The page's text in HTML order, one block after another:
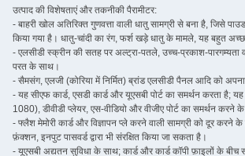
उत्पाद की विशेषताएं और तकनीकी पैरामीटर:
- बाहरी खोल अतिरिक्त गुणवत्ता वाली धातु सामग्री से बना है, जिसे
किया गया है। धातु-चांदी का रंग, फर्श खड़े धातु के मामले, यह बहुत
- एलसीडी स्क्रीन की सतह पर अल्ट्रा-पतले, उच्च-प्रकाश-पारगम्यता
परत के साथ।
- सैमसंग, एलजी (कोरिया में निर्मित) ब्रांड एलसीडी पैनल आदि को
- यह सीएफ कार्ड, एसडी कार्ड और यूएसबी पोर्ट का समर्थन करता है;
1080), डीवीडी प्लेयर, एस-वीडियो और वीजीए पोर्ट का समर्थन करने
- फ्लैश मेमोरी कार्ड और विज्ञापन प्ले करने वाली सामग्री को दूर करने
फ़ंक्शन, इनपुट पासवर्ड द्वारा भी संरक्षित किया जा सकता है।
- यूएसबी अद्यतन सुविधा के साथ; कार्ड और कार्ड कॉपी फ़ाइलों के बीच